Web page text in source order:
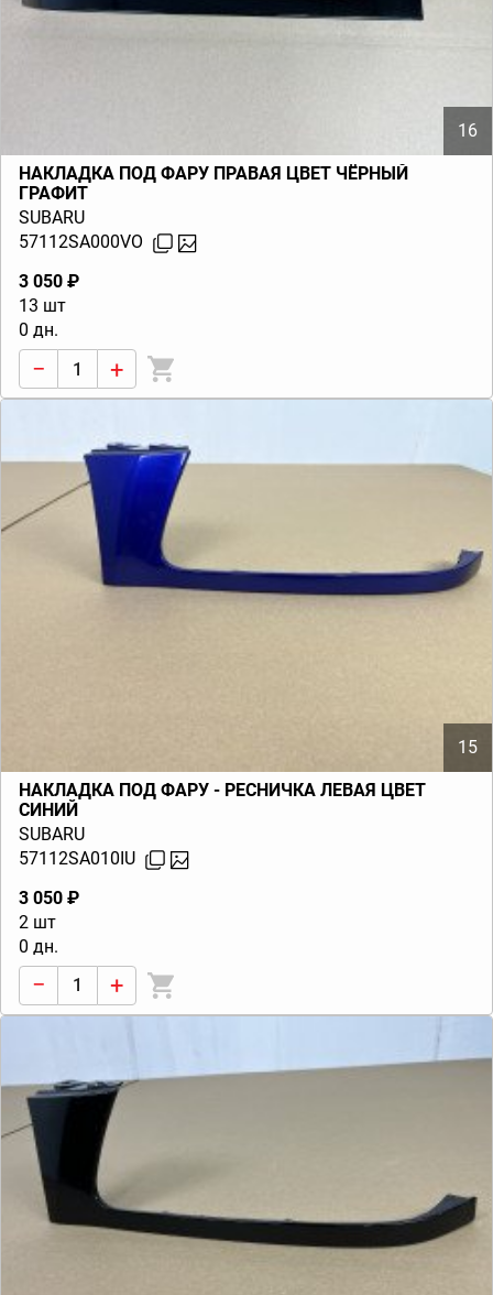
16
НАКЛАДКА ПОД ФАРУ ПРАВАЯ ЦВЕТ ЧЁРНЫЙ
ГРАФИТ
SUBARU
57112SA000VO
3 050 ₽
13 шт
0 дн.
− +
15
НАКЛАДКА ПОД ФАРУ - РЕСНИЧКА ЛЕВАЯ ЦВЕТ
СИНИЙ
SUBARU
57112SA010IU
3 050 ₽
2 шт
0 дн.
− +